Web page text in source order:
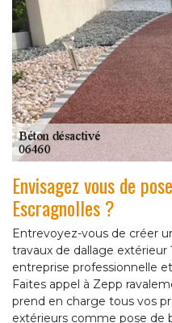
Envisagez vous de
Escragnolles ?
Entrevoyez-vous de créer
travaux de dallage
entreprise professionnelle
Faites appel à Zepp
prend en charge tous vos
extérieurs comme pose de